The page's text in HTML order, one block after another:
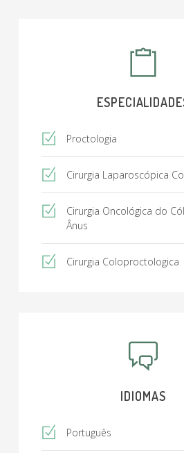
Proctologia
Cirurgia Laparoscópica
Cirurgia Oncológica do
Ânus
Cirurgia Coloproctologica
IDIOMAS
Português